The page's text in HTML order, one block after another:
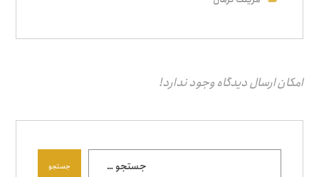
امکان ارسال دیدگاه وجود ندارد!
جستجو